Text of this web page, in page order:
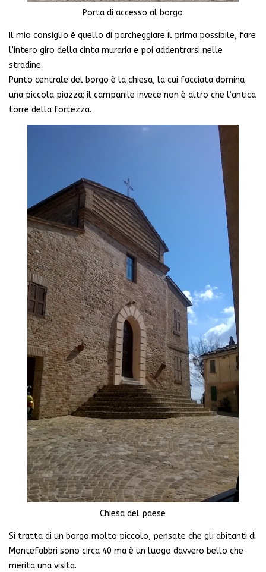
Porta di accesso al borgo
Il mio consiglio è quello di parcheggiare il prima possibile, fare
l’intero giro della cinta muraria e poi addentrarsi nelle
stradine.
Punto centrale del borgo è la chiesa, la cui facciata domina
una piccola piazza; il campanile invece non è altro che l’antica
torre della fortezza.
Chiesa del paese
Si tratta di un borgo molto piccolo, pensate che gli abitanti di
Montefabbri sono circa 40 ma è un luogo davvero bello che
merita una visita.